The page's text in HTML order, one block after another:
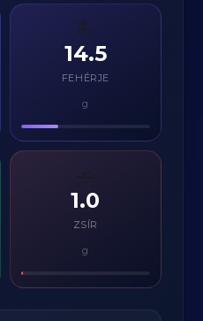
💪
14.5
FEHÉRJE
g
1.0
ZSÍR
g